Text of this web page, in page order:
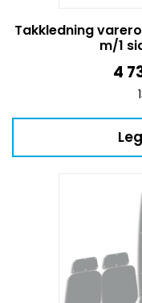
Takkledning
m/1
4